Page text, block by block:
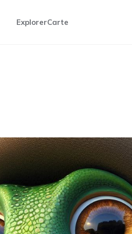
ExplorerCarte